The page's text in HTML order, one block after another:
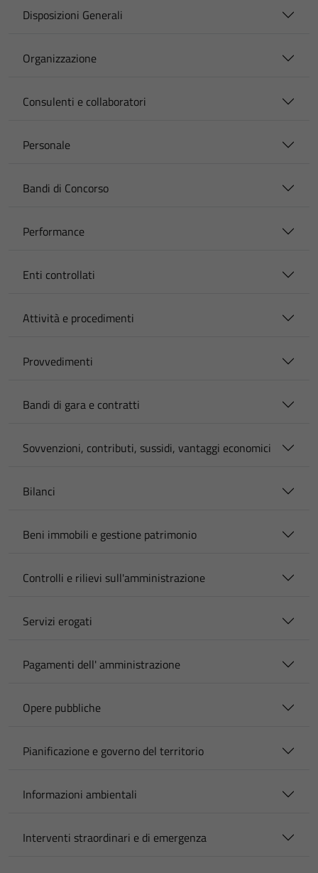
Disposizioni Generali
Organizzazione
Consulenti e collaboratori
Personale
Bandi di Concorso
Performance
Enti controllati
Attività e procedimenti
Provvedimenti
Bandi di gara e contratti
Sovvenzioni, contributi, sussidi, vantaggi economici
Bilanci
Beni immobili e gestione patrimonio
Controlli e rilievi sull'amministrazione
Servizi erogati
Pagamenti dell' amministrazione
Opere pubbliche
Pianificazione e governo del territorio
Informazioni ambientali
Interventi straordinari e di emergenza